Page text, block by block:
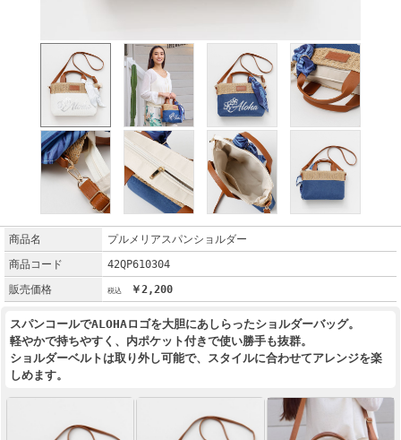
商品名
プルメリアスパンショルダー
商品コード
42QP610304
販売価格
￥2,200
スパンコールでALOHAロゴを大胆にあしらったショルダーバッグ。
軽やかで持ちやすく、内ポケット付きで使い勝手も抜群。
ショルダーベルトは取り外し可能で、スタイルに合わせてアレンジを楽
しめます。